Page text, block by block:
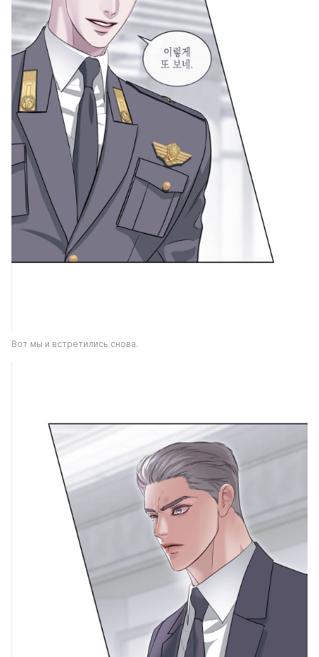
Вот мы и встретились снова.